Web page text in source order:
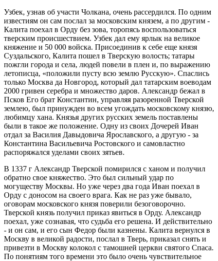
Узбек, узнав об участи Чолкана, очень рассердился. По одним
известиям он сам послал за московским князем, а по другим -
Калита поехал в Орду без зова, торопясь воспользоваться
тверским происшествием. Узбек дал ему ярлык на великое
княжение и 50 000 войска. Присоединив к себе еще князя
Суздальского, Калита пошел в Тверскую волость; татары
пожгли города и села, людей повели в плен и, по выражению
летописца, «положили пусту всю землю Русскую». Спаслись
только Москва да Новгород, который дал татарским воеводам
2000 гривен серебра и множество даров. Александр бежал в
Псков Его брат Константин, управляя разоренной Тверской
землею, был принужден во всем угождать московскому князю,
любимцу хана. Князья других русских земель поставлены
были в такое же положение. Одну из своих Дочерей Иван
отдал за Василия Давыдовича Ярославского, а другую - за
Константина Васильевича Ростовского и самовластно
распоряжался уделами своих зятьев.
В 1337 г Александр Тверской помирился с ханом и получил
обратно свое княжество. Это был сильный удар по
могуществу Москвы. Но уже через два года Иван поехал в
Орду с доносом на своего врага. Как не раз уже бывало,
оговорам московского князя поверили безоговорочно.
Тверской князь получил приказ явиться в Орду. Александр
поехал, уже сознавая, что судьба его решена. И действительно
- и он сам, и его сын Федор были казнены. Калита вернулся в
Москву в великой радости, послал в Тверь, приказал снять и
привезти в Москву колокол с тамошней церкви святого Спаса.
По понятиям того времени это было очень чувствительное